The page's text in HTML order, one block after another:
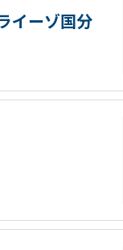
イーゾ国分